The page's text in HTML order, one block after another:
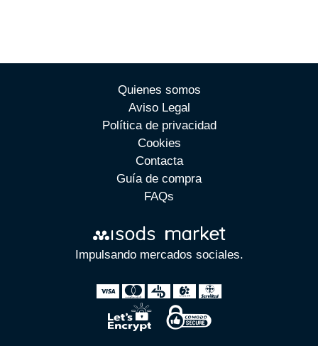
Quienes somos
Aviso Legal
Política de privacidad
Cookies
Contacta
Guía de compra
FAQs
Impulsando mercados sociales.